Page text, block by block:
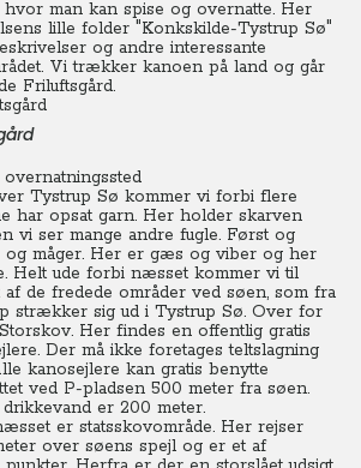
hvor man kan spise og overnatte. Her
lille folder "Konkskilde-Tystrup Sø"
og andre interessante
Vi trækker kanoen på land og går
Friluftsgård.
Tystrup Sø kommer vi forbi flere
har opsat garn. Her holder skarven
vi ser mange andre fugle. Først og
og måger. Her er gæs og viber og her
Helt ude forbi næsset kommer vi til
de fredede områder ved søen, som fra
strækker sig ud i Tystrup Sø. Over for
Her findes en offentlig gratis
Der må ikke foretages teltslagning
kanosejlere kan gratis benytte
ved P-pladsen 500 meter fra søen.
er 200 meter.
er statsskovområde. Her rejser
over søens spejl og er et af